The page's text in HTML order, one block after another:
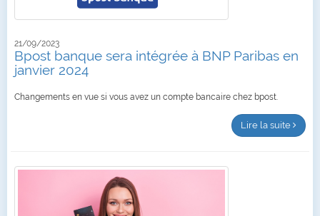
21/09/2023
Bpost banque sera intégrée à BNP Paribas en
janvier 2024
Changements en vue si vous avez un compte bancaire chez bpost.
Lire la suite